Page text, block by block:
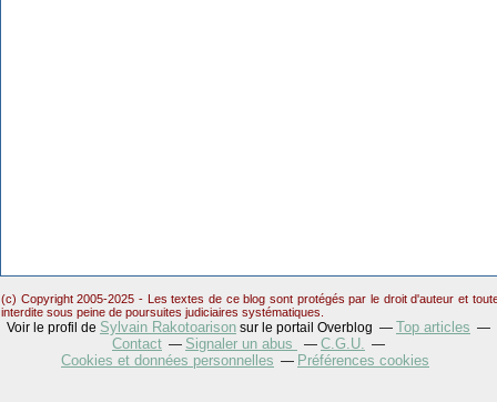
(c) Copyright 2005-2025 - Les textes de ce blog sont protégés par le droit d'auteur et
interdite sous peine de poursuites judiciaires systématiques.
Voir le profil de Sylvain Rakotoarison sur le portail Overblog
Top articles
Contact
Signaler un abus
C.G.U.
Cookies et données personnelles
Préférences cookies